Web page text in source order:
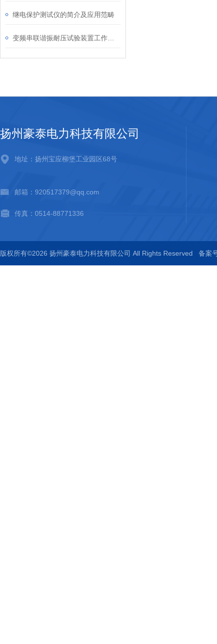
继电保护测试仪的简介及应用范畴
扬州豪泰电力科技有限公司
地址：扬州宝应柳堡工业园区68号
邮箱：920517379@qq.com
传真：0514-88771336
版权所有©2026 扬州豪泰电力科技有限公司 All Rights Reserved 备案